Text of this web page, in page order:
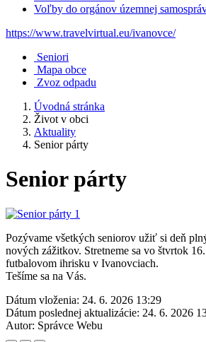
Voľby do orgánov územnej
https://www.travelvirtual.eu/ivanovce/
Seniori
Mapa obce
Zvoz odpadu
Úvodná stránka
Život v obci
Aktuality
Senior párty
Senior párty
Pozývame všetkých seniorov užiť si deň
nových zážitkov. Stretneme sa vo štvrtok
futbalovom ihrisku v Ivanovciach.
Tešíme sa na Vás.
Dátum vloženia: 24. 6. 2026 13:29
Dátum poslednej aktualizácie: 24. 6. 2026
Autor: Správce Webu